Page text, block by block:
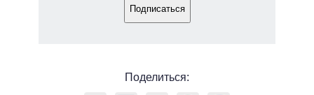
Подписаться
Поделиться: